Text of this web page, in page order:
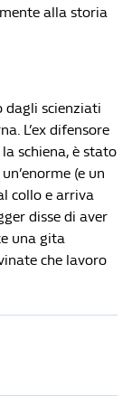
alla storia
dagli scienziati
L’ex difensore
schiena, è stato
(e un
collo e arriva
disse di aver
una gita
che lavoro